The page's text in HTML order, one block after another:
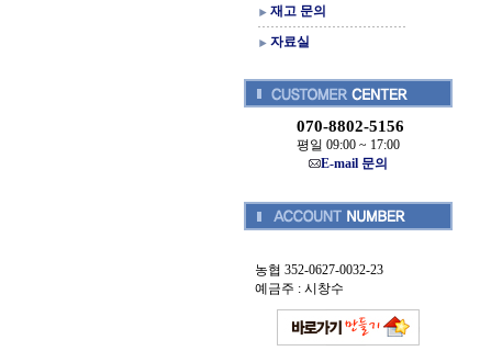
재고 문의
자료실
070-8802-5156
평일 09:00 ~ 17:00
E-mail 문의
농협 352-0627-0032-23
예금주 : 시창수